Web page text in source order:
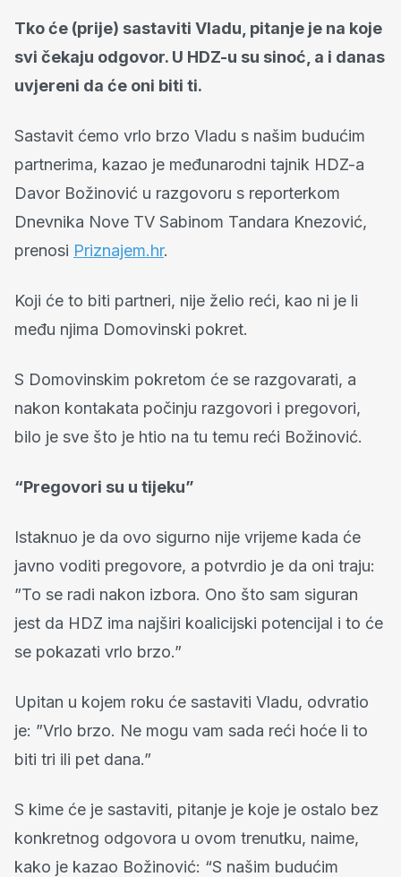
Tko će (prije) sastaviti Vladu, pitanje je na koje
svi čekaju odgovor. U HDZ-u su sinoć, a i danas
uvjereni da će oni biti ti.
Sastavit ćemo vrlo brzo Vladu s našim budućim
partnerima, kazao je međunarodni tajnik HDZ-a
Davor Božinović u razgovoru s reporterkom
Dnevnika Nove TV Sabinom Tandara Knezović,
prenosi Priznajem.hr.
Koji će to biti partneri, nije želio reći, kao ni je li
među njima Domovinski pokret.
S Domovinskim pokretom će se razgovarati, a
nakon kontakata počinju razgovori i pregovori,
bilo je sve što je htio na tu temu reći Božinović.
“Pregovori su u tijeku”
Istaknuo je da ovo sigurno nije vrijeme kada će
javno voditi pregovore, a potvrdio je da oni traju:
”To se radi nakon izbora. Ono što sam siguran
jest da HDZ ima najširi koalicijski potencijal i to će
se pokazati vrlo brzo.”
Upitan u kojem roku će sastaviti Vladu, odvratio
je: ”Vrlo brzo. Ne mogu vam sada reći hoće li to
biti tri ili pet dana.”
S kime će je sastaviti, pitanje je koje je ostalo bez
konkretnog odgovora u ovom trenutku, naime,
kako je kazao Božinović: “S našim budućim